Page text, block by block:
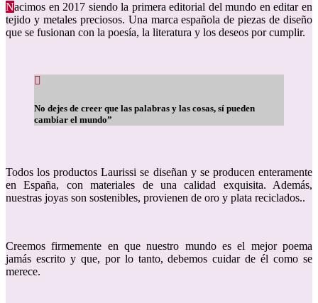
Nacimos en 2017 siendo la primera editorial del mundo en editar en
tejido y metales preciosos. Una marca española de piezas de diseño
que se fusionan con la poesía, la literatura y los deseos por cumplir.
No dejes de creer que las palabras y las cosas, sí pueden
cambiar el mundo”
Todos los productos Laurissi se diseñan y se producen enteramente
en España, con materiales de una calidad exquisita. Además,
nuestras joyas son sostenibles, provienen de oro y plata reciclados..
Creemos firmemente en que nuestro mundo es el mejor poema
jamás escrito y que, por lo tanto, debemos cuidar de él como se
merece.